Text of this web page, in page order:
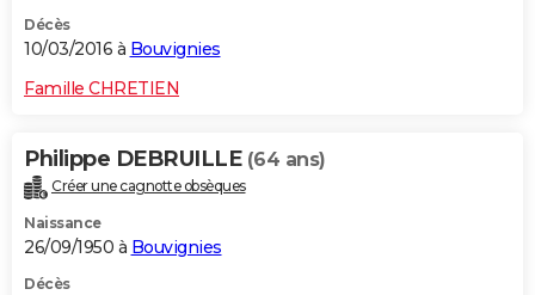
Décès
10/03/2016 à Bouvignies
Famille CHRETIEN
Philippe DEBRUILLE (64 ans)
Créer une cagnotte obsèques
Naissance
26/09/1950 à Bouvignies
Décès